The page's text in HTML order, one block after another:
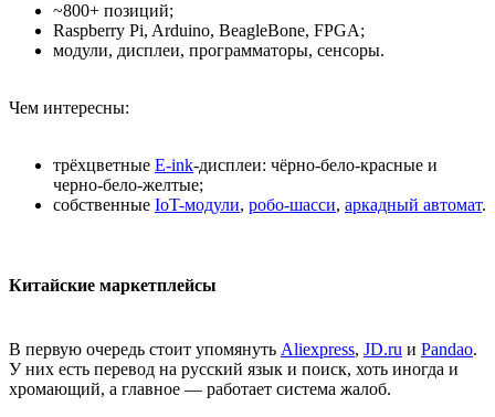
~800+ позиций;
Raspberry Pi, Arduino, BeagleBone, FPGA;
модули, дисплеи, программаторы, сенсоры.
Чем интересны:
трёхцветные E-ink-дисплеи: чёрно-бело-красные и
черно-бело-желтые;
собственные IoT-модули, робо-шасси, аркадный автомат.
Китайские маркетплейсы
В первую очередь стоит упомянуть Aliexpress, JD.ru и Pandao.
У них есть перевод на русский язык и поиск, хоть иногда и
хромающий, а главное — работает система жалоб.